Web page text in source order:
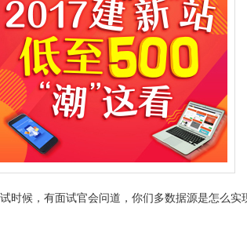
时候，有面试官会问道，你们多数据源是怎么